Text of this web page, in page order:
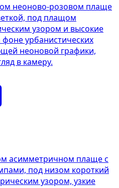
неоново-розовом плаще
под плащом
узором и высокие
урбанистических
неоновой графики,
в камеру.